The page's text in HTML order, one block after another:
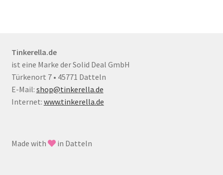
Tinkerella.de
ist eine Marke der Solid Deal GmbH
Türkenort 7 • 45771 Datteln
E-Mail: shop@tinkerella.de
Internet: www.tinkerella.de
Made with in Datteln